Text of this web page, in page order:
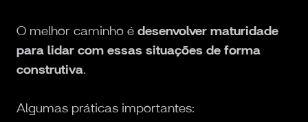
O melhor caminho é desenvolver maturidade
para lidar com essas situações de forma
construtiva.
Algumas práticas importantes: